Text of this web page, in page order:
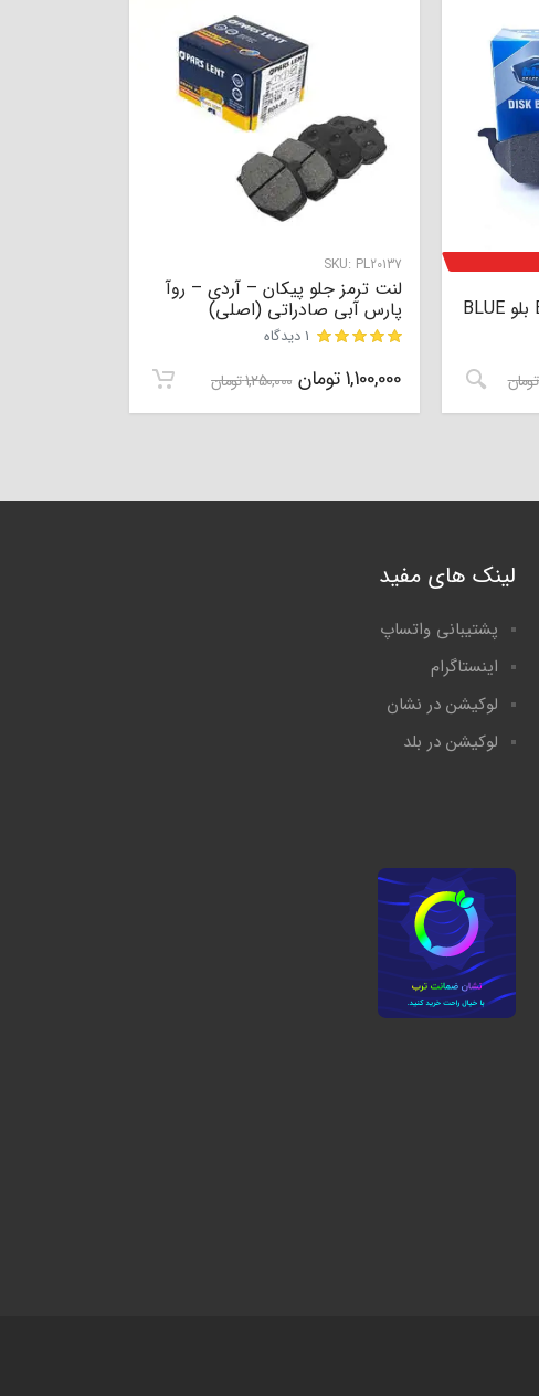
امتیاز
تومان
SKU: PL20137
لنت ترمز جلو پیکان – آردی – روآ
پارس آبی صادراتی (اصلی)
مشتری
1 دیدگاه
1,100,000تومان 1,250,000تومان
لینک های مفید
پشتیبانی واتساپ
اینستاگرام
لوکیشن در نشان
لوکیشن در بلد